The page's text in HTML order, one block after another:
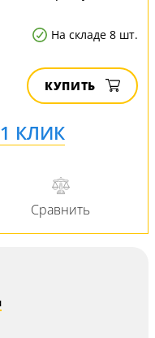
На складе 8 шт.
КУПИТЬ